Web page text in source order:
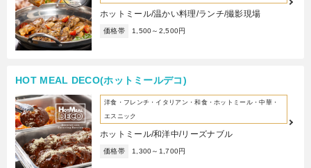
ホットミール/温かい料理/ランチ/撮影現場
価格帯 1,500～2,500円
HOT MEAL DECO(ホットミールデコ)
洋食・フレンチ・イタリアン・和食・ホットミール・中華・
エスニック
ホットミール/和洋中/リーズナブル
価格帯 1,300～1,700円